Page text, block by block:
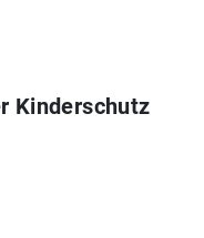
Kinderschutz